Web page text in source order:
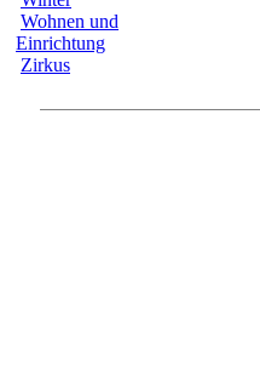
Wohnen und
Einrichtung
Zirkus